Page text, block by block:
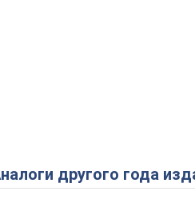
Аналоги другого года